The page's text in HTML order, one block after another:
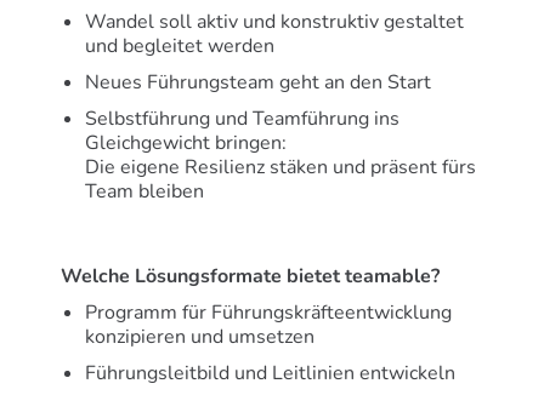
Wandel soll aktiv und konstruktiv gestaltet
und begleitet werden
Neues Führungsteam geht an den Start
Selbstführung und Teamführung ins
Gleichgewicht bringen:
Die eigene Resilienz stäken und präsent fürs
Team bleiben
Welche Lösungsformate bietet teamable?
Programm für Führungskräfteentwicklung
konzipieren und umsetzen
Führungsleitbild und Leitlinien entwickeln